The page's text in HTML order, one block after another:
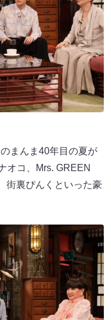
まんま40年目の夏が
オコ、Mrs. GREEN
街裏ぴんくといった豪